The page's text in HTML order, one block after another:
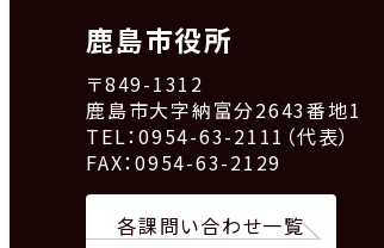
鹿島市役所
〒849-1312
鹿島市大字納富分2643番地1
TEL：0954-63-2111（代表）
FAX：0954-63-2129
各課問い合わせ一覧